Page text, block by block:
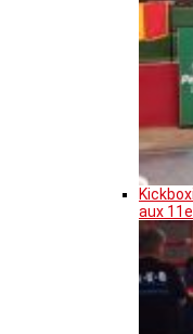
aux